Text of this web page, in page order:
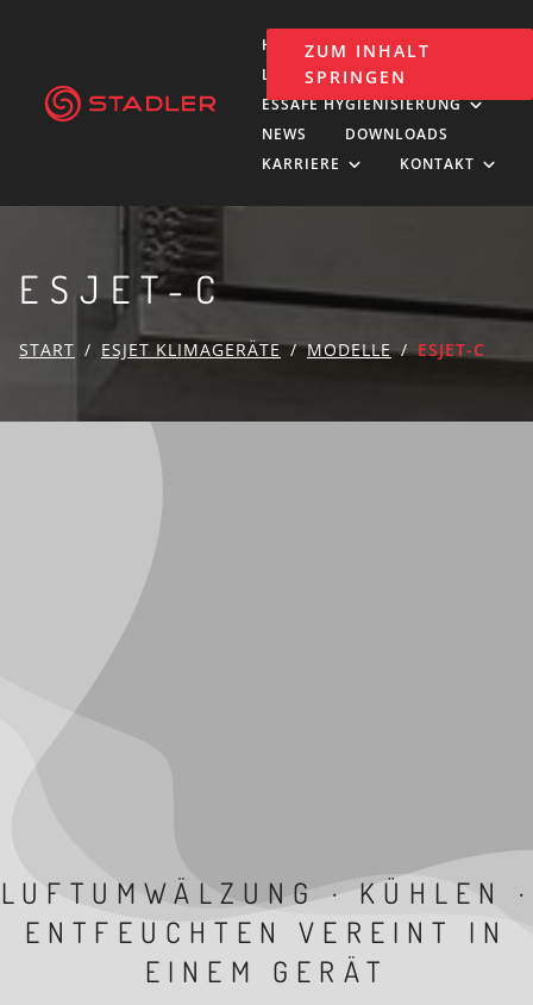
ZUM INHALT
SPRINGEN
HOLDING
ISOBAU
LUFTKLIMA
ESSAFE HYGIENISIERUNG
NEWS
DOWNLOADS
KARRIERE
KONTAKT
ESJET-C
START ESJET KLIMAGERÄTE MODELLE ESJET-C
LUFTUMWÄLZUNG · KÜHLEN ·
ENTFEUCHTEN VEREINT IN
EINEM GERÄT